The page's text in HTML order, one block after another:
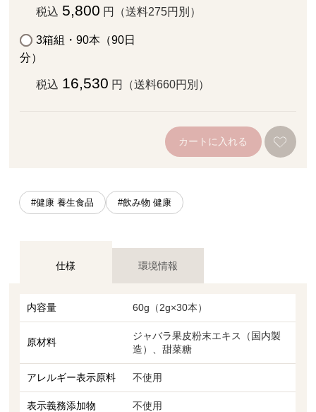
税込 5,800 円（送料275円別）
3箱組・90本（90日
分）
税込 16,530 円（送料660円別）
カートに入れる
#健康 養生食品 #飲み物 健康
仕様 環境情報
内容量 60g（2g×30本）
原材料
ジャバラ果皮粉末エキス（国内製
造）、甜菜糖
アレルギー表示原料 不使用
表示義務添加物 不使用